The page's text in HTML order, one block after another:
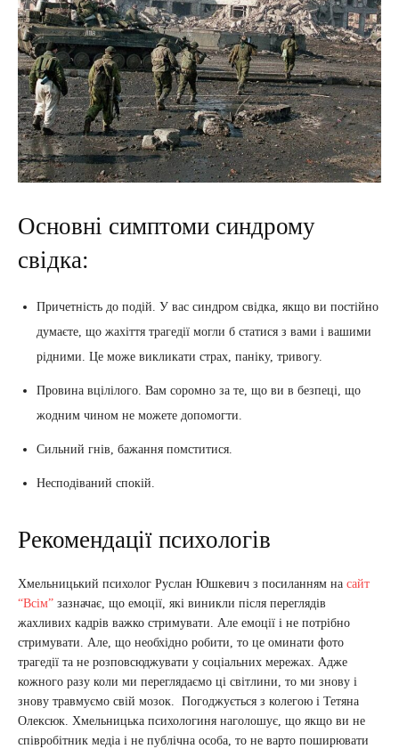
Основні симптоми синдрому
свідка:
Причетність до подій. У вас синдром свідка, якщо ви постійно
думаєте, що жахіття трагедії могли б статися з вами і вашими
рідними. Це може викликати страх, паніку, тривогу.
Провина вцілілого. Вам соромно за те, що ви в безпеці, що
жодним чином не можете допомогти.
Сильний гнів, бажання помститися.
Несподіваний спокій.
Рекомендації психологів
Хмельницький психолог Руслан Юшкевич з посиланням на сайт
“Всім” зазначає, що емоції, які виникли після переглядів
жахливих кадрів важко стримувати. Але емоції і не потрібно
стримувати. Але, що необхідно робити, то це оминати фото
трагедії та не розповсюджувати у соціальних мережах. Адже
кожного разу коли ми переглядаємо ці світлини, то ми знову і
знову травмуємо свій мозок. Погоджується з колегою і Тетяна
Олексюк. Хмельницька психологиня наголошує, що якщо ви не
співробітник медіа і не публічна особа, то не варто поширювати